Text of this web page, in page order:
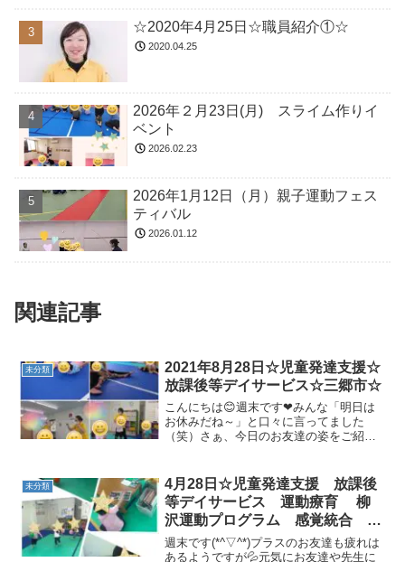
☆2020年4月25日☆職員紹介①☆
2020.04.25
2026年２月23日(月) スライム作りイ
ベント
2026.02.23
2026年1月12日（月）親子運動フェス
ティバル
2026.01.12
関連記事
未分類
2021年8月28日☆児童発達支援☆
放課後等デイサービス☆三郷市☆
こんにちは😊週末です❤みんな「明日は
お休みだね～」と口々に言ってました
（笑）さぁ、今日のお友達の姿をご紹介
しく踊りました😊☆壁倒立素敵な壁倒立
を披露してくれました✨☆マ...
未分類
4月28日☆児童発達支援 放課後
等デイサービス 運動療育 柳
沢運動プログラム 感覚統合 自
閉症 発達障害 埼玉県 三郷
市 吉川市 八潮市 気になる
週末です(*^▽^*)プラスのお友達も疲れは
あるようですが💦元気にお友達や先生に